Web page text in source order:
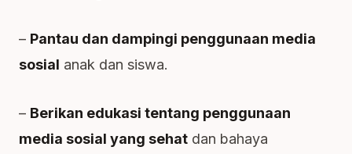
– Pantau dan dampingi penggunaan media
sosial anak dan siswa.
– Berikan edukasi tentang penggunaan
media sosial yang sehat dan bahaya